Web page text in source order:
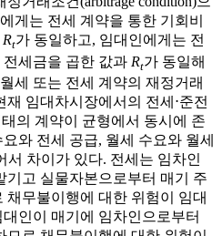
게는 전세 계약을 통한 기회비
Rt가 동일하고, 임대인에게는 전
전세금을 곱한 값과 Rt가 동일해
세 또는 전세 계약의 재정거래
임대차시장에서의 전세⋅준전
의 계약이 균형에서 동시에 존
와 전세 공급, 월세 수요와 월세
서 차이가 있다. 전세는 임차인
기고 실물자본으로부터 매기 주
무불이행에 대한 위험이 임대
인이 매기에 임차인으로부터